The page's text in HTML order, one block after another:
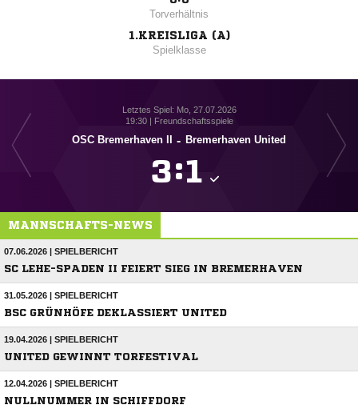
Torverhältnis
1.KREISLIGA (A)
Spielklasse
Letztes Spiel: Mo, 27.07.2026
19:30 | Freundschaftsspiele
OSC Bremerhaven II - Bremerhaven United
:
MANNSCHAFTS-NEWS
07.06.2026 | SPIELBERICHT
SC LEHE-SPADEN II FEIERT SIEG IN BREMERHAVEN
31.05.2026 | SPIELBERICHT
BSC GRÜNHÖFE DEKLASSIERT UNITED
19.04.2026 | SPIELBERICHT
UNITED GEWINNT TORFESTIVAL
12.04.2026 | SPIELBERICHT
NULLNUMMER IN SCHIFFDORF